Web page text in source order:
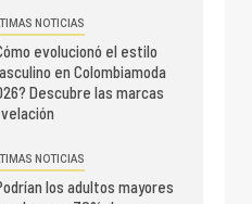
NOTICIAS
evolucionó el estilo
en Colombiamoda
Descubre las marcas
NOTICIAS
los adultos mayores